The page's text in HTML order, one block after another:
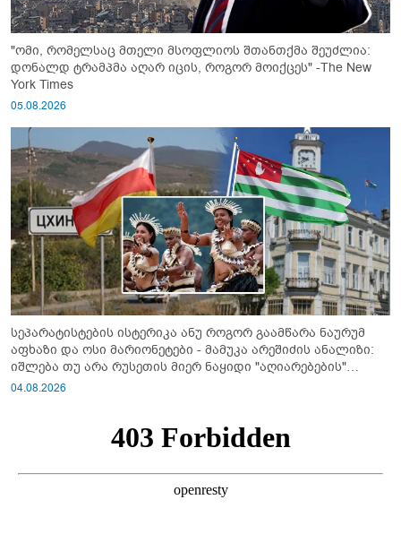
"ომი, რომელსაც მთელი მსოფლიოს შთანთქმა შეუძლია:
დონალდ ტრამპმა აღარ იცის, როგორ მოიქცეს" -The New
York Times
05.08.2026
სეპარატისტების ისტერიკა ანუ როგორ გაამწარა ნაურუმ
აფხაზი და ოსი მარიონეტები - მამუკა არეშიძის ანალიზი:
იშლება თუ არა რუსეთის მიერ ნაყიდი "აღიარებების"
სისტემა?!
04.08.2026